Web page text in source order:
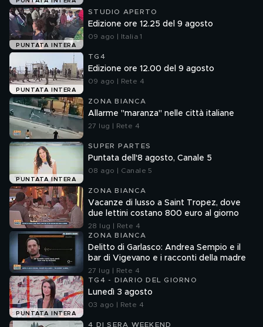
PUNTATA INTERA
STUDIO APERTO
Edizione ore 12.25 del 9 agosto
09 ago | Italia 1
PUNTATA INTERA
TG4
Edizione ore 12.00 del 9 agosto
09 ago | Rete 4
ZONA BIANCA
Allarme "maranza" nelle città italiane
27 lug | Rete 4
PUNTATA INTERA
SUPER PARTES
Puntata dell'8 agosto, Canale 5
08 ago | Canale 5
ZONA BIANCA
Vacanze di lusso a Saint Tropez, dove
due lettini costano 800 euro al giorno
28 lug | Rete 4
ZONA BIANCA
Delitto di Garlasco: Andrea Sempio e il
bar di Vigevano e i racconti della madre
27 lug | Rete 4
PUNTATA INTERA
TG4 - DIARIO DEL GIORNO
Lunedì 3 agosto
03 ago | Rete 4
4 DI SERA WEEKEND